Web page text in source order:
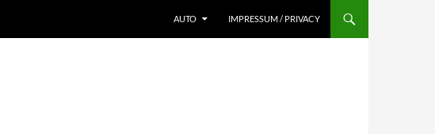
AUTO IMPRESSUM / PRIVACY